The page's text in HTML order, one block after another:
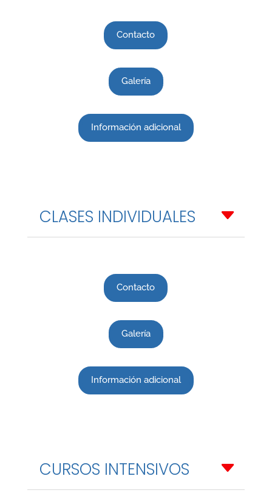
Contacto
Galería
Información adicional
CLASES INDIVIDUALES
Contacto
Galería
Información adicional
CURSOS INTENSIVOS